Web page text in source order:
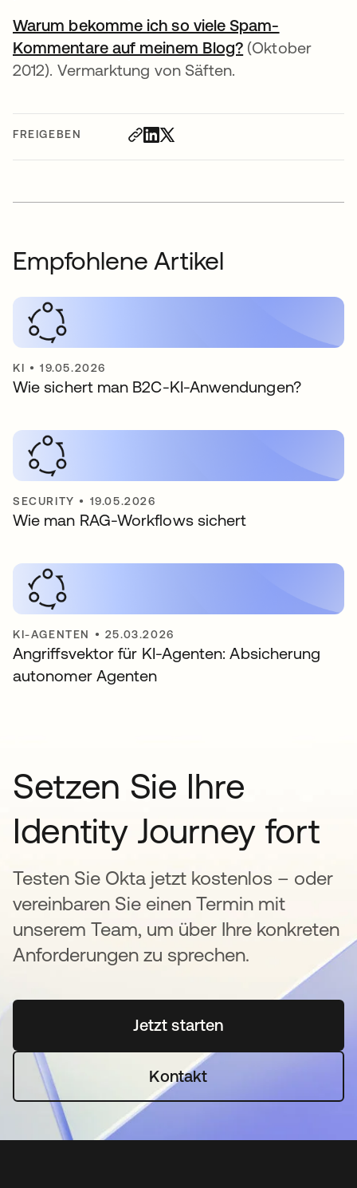
FREIGEBEN
Warum bekomme ich so viele Spam-
Kommentare auf meinem Blog? wird in einer
(Oktober
2012). Vermarktung von Säften.
Empfohlene Artikel
KI •19.05.2026
Wie sichert man B2C-KI-Anwendungen?
SECURITY • 19.05.2026
Wie man RAG-Workflows sichert
KI-AGENTEN • 25.03.2026
Angriffsvektor für KI-Agenten: Absicherung
autonomer Agenten
Setzen Sie Ihre
Identity Journey fort
Testen Sie Okta jetzt kostenlos – oder
vereinbaren Sie einen Termin mit
unserem Team, um über Ihre konkreten
Anforderungen zu sprechen.
Jetzt startenwird in einer neuen
Kontakt